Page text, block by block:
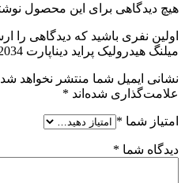
هیچ دیدگاهی برای این محصول
اولین نفری باشید که دیدگاهی را
میلنگ هیدرولیک پراید دیناپارت 1502034”
نشانی ایمیل شما منتشر نخواهد
علامت‌گذاری شده‌اند *
امتیاز شما *
دیدگاه شما *